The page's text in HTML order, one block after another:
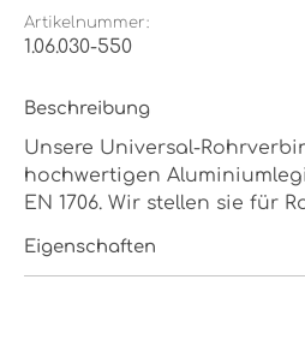
Artikelnummer:
1.06.030-550
Beschreibung
Unsere Universal-
hochwertigen
EN 1706. Wir stellen sie für
Eigenschaften